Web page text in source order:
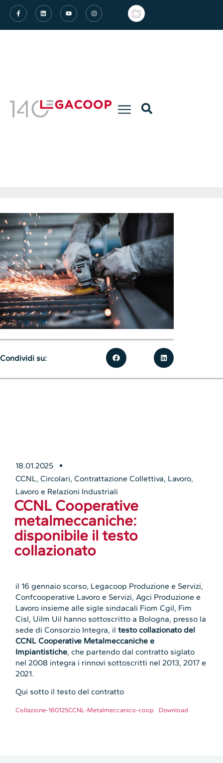
18.01.2025
CCNL,Circolari,Contrattazione Collettiva, Lavoro,
Lavoro e Relazioni Industriali
CCNL Cooperative
metalmeccaniche:
disponibile il testo
collazionato
il 16 gennaio scorso, Legacoop Produzione e Servizi,
Confcooperative Lavoro e Servizi, Agci Produzione e
Lavoro insieme alle sigle sindacali Fiom Cgil, Fim
Cisl, Uilm Uil hanno sottoscritto a Bologna, presso la
sede di Consorzio Integra, iltesto collazionato del
CCNL Cooperative Metalmeccaniche e
Impiantistiche, che partendo dal contratto siglato
nel 2008 integra i rinnovi sottoscritti nel 2013, 2017 e
2021.
Qui sotto il testo del contratto
Collazione-160125CCNL-Metalmeccanico-coop Download
Condividi su: